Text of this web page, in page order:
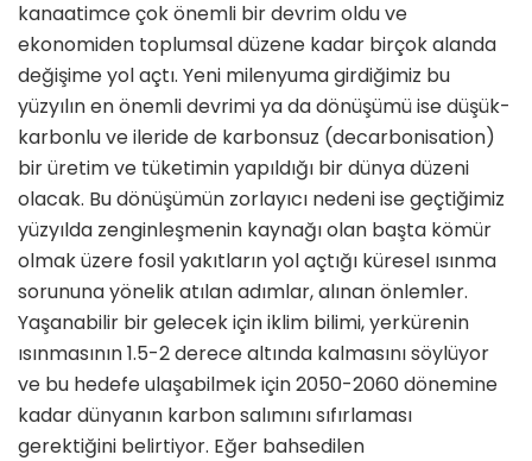
kanaatimce çok önemli bir devrim oldu ve
ekonomiden toplumsal düzene kadar birçok alanda
değişime yol açtı. Yeni milenyuma girdiğimiz bu
yüzyılın en önemli devrimi ya da dönüşümü ise düşük-
karbonlu ve ileride de karbonsuz (decarbonisation)
bir üretim ve tüketimin yapıldığı bir dünya düzeni
olacak. Bu dönüşümün zorlayıcı nedeni ise geçtiğimiz
yüzyılda zenginleşmenin kaynağı olan başta kömür
olmak üzere fosil yakıtların yol açtığı küresel ısınma
sorununa yönelik atılan adımlar, alınan önlemler.
Yaşanabilir bir gelecek için iklim bilimi, yerkürenin
ısınmasının 1.5-2 derece altında kalmasını söylüyor
ve bu hedefe ulaşabilmek için 2050-2060 dönemine
kadar dünyanın karbon salımını sıfırlaması
gerektiğini belirtiyor. Eğer bahsedilen